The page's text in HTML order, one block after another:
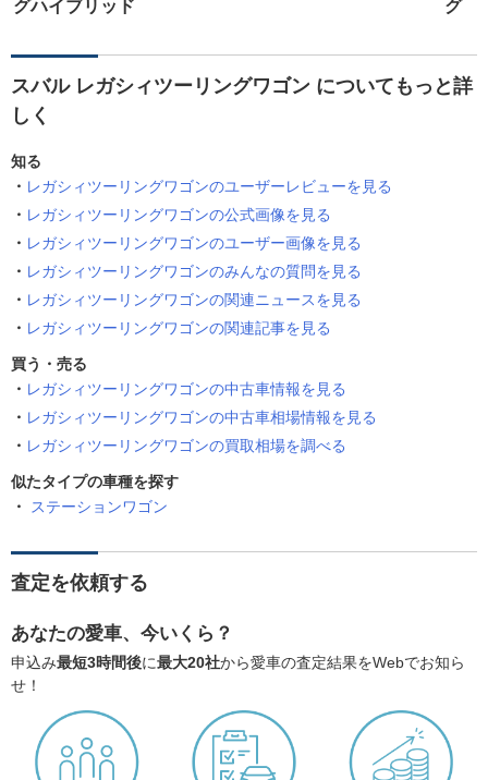
グハイブリッド グ
スバル レガシィツーリングワゴン についてもっと詳
しく
知る
レガシィツーリングワゴンのユーザーレビューを見る
レガシィツーリングワゴンの公式画像を見る
レガシィツーリングワゴンのユーザー画像を見る
レガシィツーリングワゴンのみんなの質問を見る
レガシィツーリングワゴンの関連ニュースを見る
レガシィツーリングワゴンの関連記事を見る
買う・売る
レガシィツーリングワゴンの中古車情報を見る
レガシィツーリングワゴンの中古車相場情報を見る
レガシィツーリングワゴンの買取相場を調べる
似たタイプの車種を探す
ステーションワゴン
査定を依頼する
あなたの愛車、今いくら？
申込み最短3時間後に最大20社から愛車の査定結果をWebでお知ら
せ！